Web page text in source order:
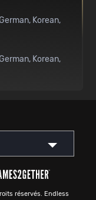
German Korean
German Korean
réservés. Endless